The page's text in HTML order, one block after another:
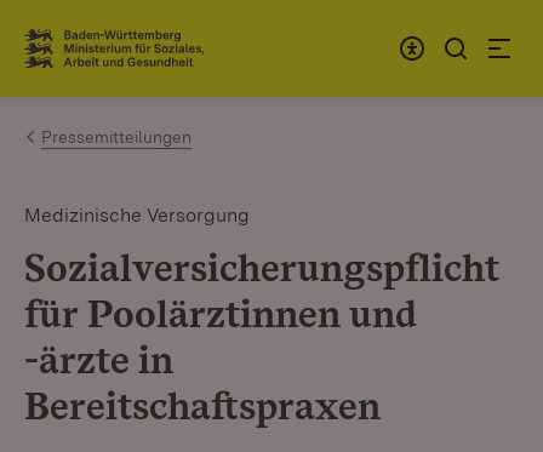
Zum Inhalt springen
Link zur Startseite
Pressemitteilungen
Medizinische Versorgung
Sozialversicherungspflicht
für Poolärztinnen und
-ärzte in
Bereitschaftspraxen